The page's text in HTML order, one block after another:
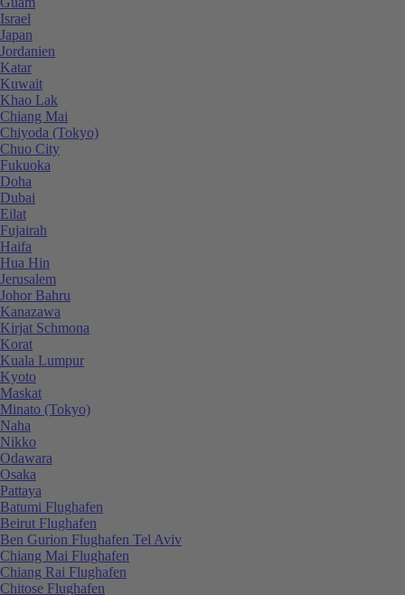
Israel
Japan
Jordanien
Katar
Kuwait
Khao Lak
Chiang Mai
Chiyoda (Tokyo)
Chuo City
Fukuoka
Doha
Dubai
Eilat
Fujairah
Haifa
Hua Hin
Jerusalem
Johor Bahru
Kanazawa
Kirjat Schmona
Korat
Kuala Lumpur
Kyoto
Maskat
Minato (Tokyo)
Naha
Nikko
Odawara
Osaka
Pattaya
Batumi Flughafen
Beirut Flughafen
Ben Gurion Flughafen Tel Aviv
Chiang Mai Flughafen
Chiang Rai Flughafen
Chitose Flughafen